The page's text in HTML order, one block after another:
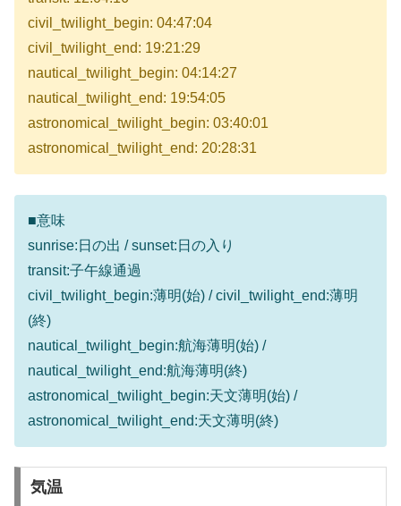
civil_twilight_begin: 04:47:04
civil_twilight_end: 19:21:29
nautical_twilight_begin: 04:14:27
nautical_twilight_end: 19:54:05
astronomical_twilight_begin: 03:40:01
astronomical_twilight_end: 20:28:31
■意味
sunrise:日の出 / sunset:日の入り
transit:子午線通過
civil_twilight_begin:薄明(始) / civil_twilight_end:薄明
(終)
nautical_twilight_begin:航海薄明(始) /
nautical_twilight_end:航海薄明(終)
astronomical_twilight_begin:天文薄明(始) /
astronomical_twilight_end:天文薄明(終)
気温